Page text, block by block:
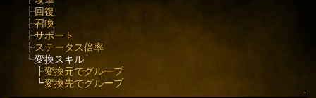
┣回復
┣召喚
┣サポート
┣ステータス倍率
┗変換スキル
┣変換元でグループ
┗変換先でグループ
↑